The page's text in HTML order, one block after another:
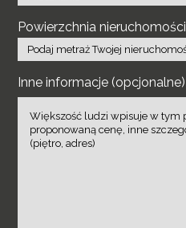
Powierzchnia nieruchomości
Inne informacje (opcjonalne)